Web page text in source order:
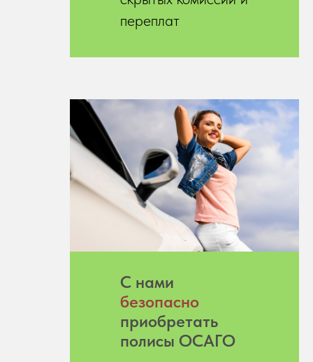
переплат
С нами
безопасно
приобретать
полисы ОСАГО